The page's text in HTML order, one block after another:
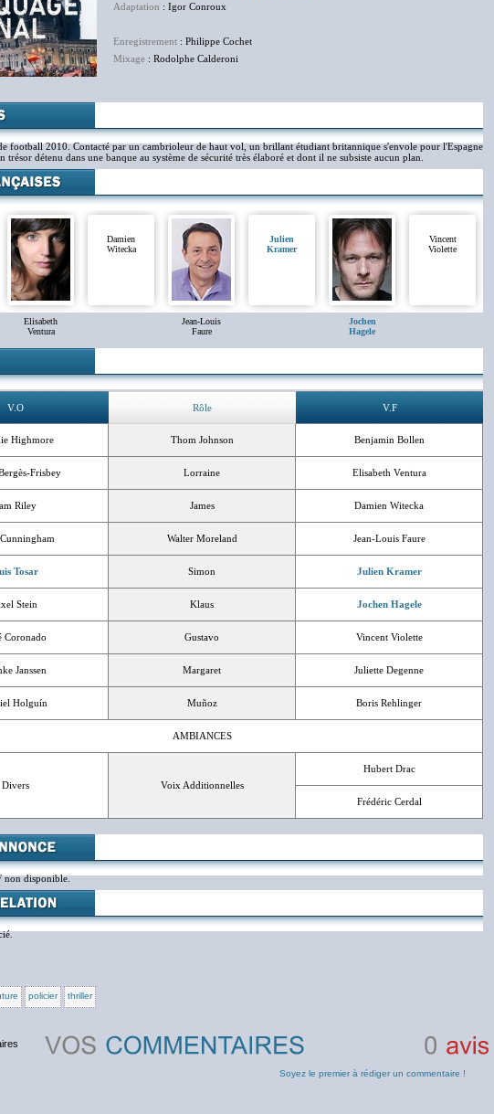
Adaptation : Igor Conroux
Enregistrement : Philippe Cochet
Mixage : Rodolphe Calderoni
football 2010. Contacté par un cambrioleur de haut vol, un brillant étudiant britannique s'envole pour l'Espagne
trésor détenu dans une banque au système de sécurité très élaboré et dont il ne subsiste aucun plan.
Elisabeth
Ventura
Damien
Witecka
Jean-Louis
Faure
Julien
Kramer
Jochen
Hagele
Vincent
Violette
V.O Rôle V.F
Highmore Thom Johnson Benjamin Bollen
Frisbey Lorraine Elisabeth Ventura
Riley James Damien Witecka
Walter Moreland Jean-Louis Faure
Tosar Simon Julien Kramer
Stein Klaus Jochen Hagele
Coronado Gustavo Vincent Violette
Janssen Margaret Juliette Degenne
Holguín Muñoz Boris Rehlinger
AMBIANCES
Divers Voix Additionnelles
Hubert Drac
Frédéric Cerdal
non disponible.
policier thriller
Soyez le premier à rédiger un commentaire !